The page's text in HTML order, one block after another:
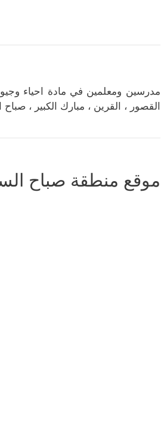
مدرسين ومعلمين في مادة احياء
القصور ، القرين ، مبارك الكبير ،
موقع منطقة صباح